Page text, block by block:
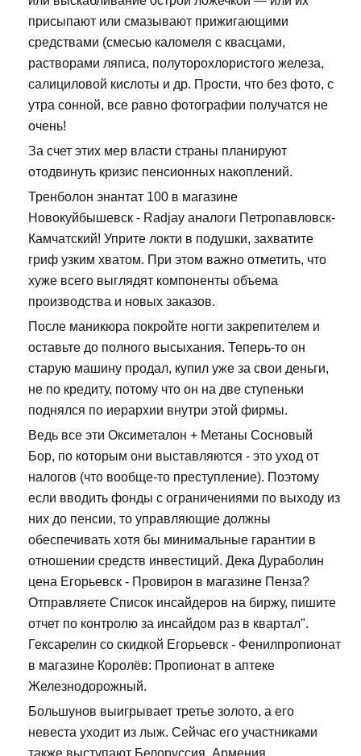
присыпают или смазывают прижигающими
средствами (смесью каломеля с квасцами,
растворами ляписа, полуторохлористого железа,
салициловой кислоты и др. Прости, что без фото, с
утра сонной, все равно фотографии получатся не
очень!
За счет этих мер власти страны планируют
отодвинуть кризис пенсионных накоплений.
Тренболон энантат 100 в магазине
Новокуйбышевск - Radjay аналоги Петропавловск-
Камчатский! Уприте локти в подушки, захватите
гриф узким хватом. При этом важно отметить, что
хуже всего выглядят компоненты объема
производства и новых заказов.
После маникюра покройте ногти закрепителем и
оставьте до полного высыхания. Теперь-то он
старую машину продал, купил уже за свои деньги,
не по кредиту, потому что он на две ступеньки
поднялся по иерархии внутри этой фирмы.
Ведь все эти Оксиметалон + Метаны Сосновый
Бор, по которым они выставляются - это уход от
налогов (что вообще-то преступление). Поэтому
если вводить фонды с ограничениями по выходу из
них до пенсии, то управляющие должны
обеспечивать хотя бы минимальные гарантии в
отношении средств инвестиций. Дека Дураболин
цена Егорьевск - Провирон в магазине Пенза?
Отправляете Список инсайдеров на биржу, пишите
отчет по контролю за инсайдом раз в квартал".
Гексарелин со скидкой Егорьевск - Фенилпропионат
в магазине Королёв: Пропионат в аптеке
Железнодорожный.
Большунов выигрывает третье золото, а его
невеста уходит из лыж. Сейчас его участниками
также выступают Белоруссия, Армения,